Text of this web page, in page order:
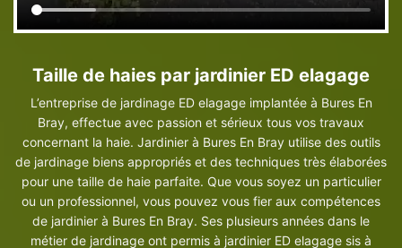
Taille de haies par jardinier ED elagage
L’entreprise de jardinage ED elagage implantée à Bures En
Bray, effectue avec passion et sérieux tous vos travaux
concernant la haie. Jardinier à Bures En Bray utilise des outils
de jardinage biens appropriés et des techniques très élaborées
pour une taille de haie parfaite. Que vous soyez un particulier
ou un professionnel, vous pouvez vous fier aux compétences
de jardinier à Bures En Bray. Ses plusieurs années dans le
métier de jardinage ont permis à jardinier ED elagage sis à